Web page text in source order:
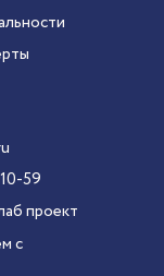
59
проект
с